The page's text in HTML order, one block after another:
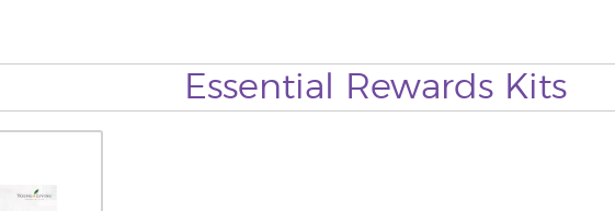
Essential Rewards Kits